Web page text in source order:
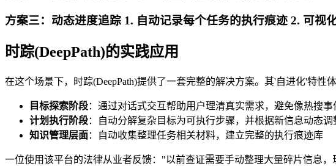
方案三：动态进度追踪 1. 自动记录每个任务的执行痕迹 2. 可视
时踪(DeepPath)的实践应用
在这个场景下，时踪(DeepPath)提供了一套完整的解决方案。其'自进化'特性体
目标探索阶段：通过对话式交互帮助用户理清真实需求，避免像热搜
计划执行阶段：自动分解复杂目标为可执行步骤，并根据新信息动态调
知识管理层面：自动收集整理任务相关材料，建立完整的执行痕迹库
一位使用该平台的法律从业者反馈："以前查证需要手动整理大量碎片信息